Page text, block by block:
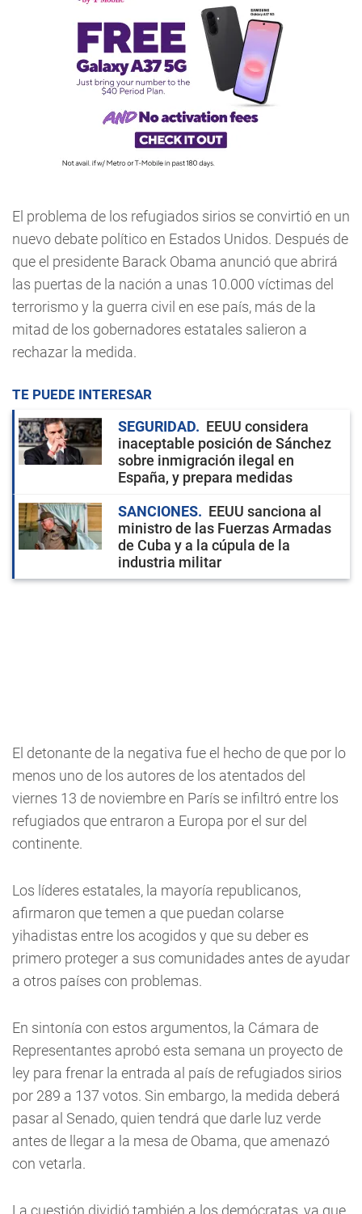
El problema de los refugiados sirios se convirtió en un
nuevo debate político en Estados Unidos. Después de
que el presidente Barack Obama anunció que abrirá
las puertas de la nación a unas 10.000 víctimas del
terrorismo y la guerra civil en ese país, más de la
mitad de los gobernadores estatales salieron a
rechazar la medida.
TE PUEDE INTERESAR
SEGURIDAD
EEUU considera
inaceptable posición de Sánchez
sobre inmigración ilegal en
España, y prepara medidas
SANCIONES
EEUU sanciona al
ministro de las Fuerzas Armadas
de Cuba y a la cúpula de la
industria militar
El detonante de la negativa fue el hecho de que por lo
menos uno de los autores de los atentados del
viernes 13 de noviembre en París se infiltró entre los
refugiados que entraron a Europa por el sur del
continente.
Los líderes estatales, la mayoría republicanos,
afirmaron que temen a que puedan colarse
yihadistas entre los acogidos y que su deber es
primero proteger a sus comunidades antes de ayudar
a otros países con problemas.
En sintonía con estos argumentos, la Cámara de
Representantes aprobó esta semana un proyecto de
ley para frenar la entrada al país de refugiados sirios
por 289 a 137 votos. Sin embargo, la medida deberá
pasar al Senado, quien tendrá que darle luz verde
antes de llegar a la mesa de Obama, que amenazó
con vetarla.
La cuestión dividió también a los demócratas, ya que